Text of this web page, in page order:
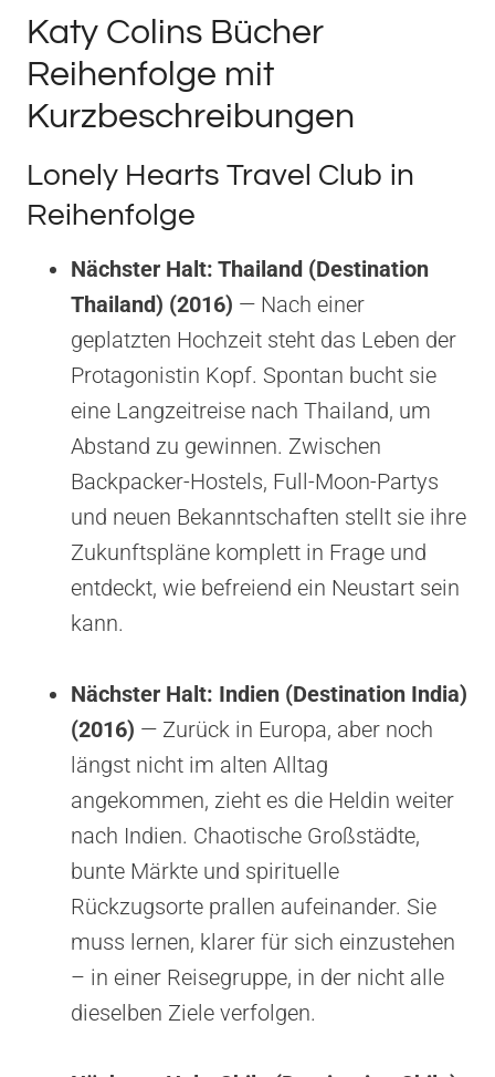
Katy Colins Bücher
Reihenfolge mit
Kurzbeschreibungen
Lonely Hearts Travel Club in
Reihenfolge
Nächster Halt: Thailand (Destination
Thailand) (2016) — Nach einer
geplatzten Hochzeit steht das Leben der
Protagonistin Kopf. Spontan bucht sie
eine Langzeitreise nach Thailand, um
Abstand zu gewinnen. Zwischen
Backpacker-Hostels, Full-Moon-Partys
und neuen Bekanntschaften stellt sie ihre
Zukunftspläne komplett in Frage und
entdeckt, wie befreiend ein Neustart sein
kann.
Nächster Halt: Indien (Destination India)
(2016) — Zurück in Europa, aber noch
längst nicht im alten Alltag
angekommen, zieht es die Heldin weiter
nach Indien. Chaotische Großstädte,
bunte Märkte und spirituelle
Rückzugsorte prallen aufeinander. Sie
muss lernen, klarer für sich einzustehen
– in einer Reisegruppe, in der nicht alle
dieselben Ziele verfolgen.